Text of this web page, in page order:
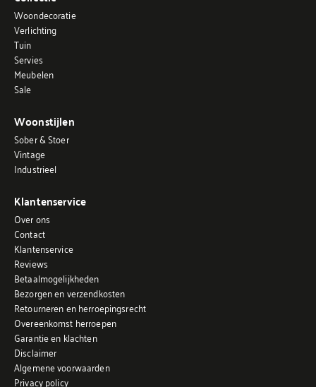
Woondecoratie
Verlichting
Tuin
Servies
Meubelen
Sale
Woonstijlen
Sober & Stoer
Vintage
Industrieel
Klantenservice
Over ons
Contact
Klantenservice
Reviews
Betaalmogelijkheden
Bezorgen en verzendkosten
Retourneren en herroepingsrecht
Overeenkomst herroepen
Garantie en klachten
Disclaimer
Algemene voorwaarden
Privacy policy